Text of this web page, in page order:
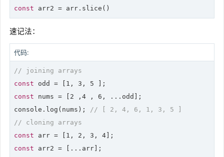
const arr2 = arr.slice()
速记法：
代码:
// joining arrays
const odd = [ 1 , 3 , 5
const nums = [ 2 , 4 , 6 , ...odd];
console. log (nums);
// [ 2, 4, 6, 1, 3, 5 ]
// cloning arrays
const arr = [ 1 , 2 , 3 , 4
const arr2 = [...arr];